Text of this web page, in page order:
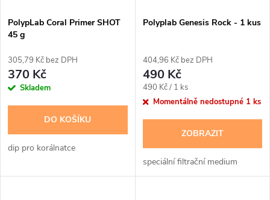
p
r
o
u
k
s
p
r
o
d
u
PolypLab Coral Primer SHOT
45 g
305,79 Kč bez DPH
370 Kč
Skladem
DO KOŠÍKU
dip pro korálnatce
Polyplab Genesis Rock - 1 kus
404,96 Kč bez DPH
490 Kč
Měrná
cena:
490 Kč / 1 ks
Momentálně nedostupné 1 ks
ZOBRAZIT
speciální filtrační medium